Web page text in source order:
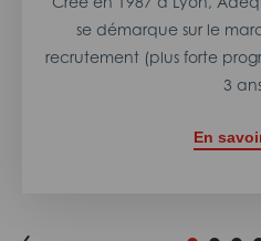
se démarque sur le
recrutement (plus forte
3
En